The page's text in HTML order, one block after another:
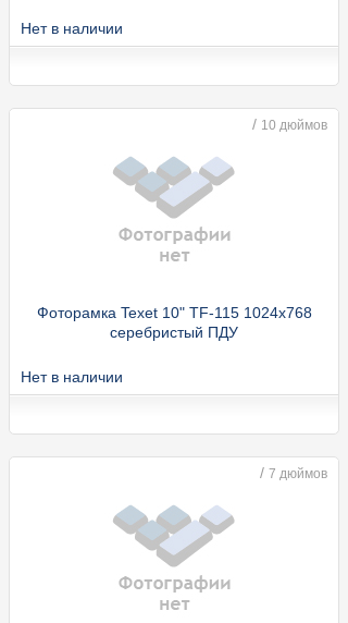
Нет в наличии
/ 10 дюймов
Фоторамка Texet 10" TF-115 1024х768
серебристый ПДУ
Нет в наличии
/ 7 дюймов